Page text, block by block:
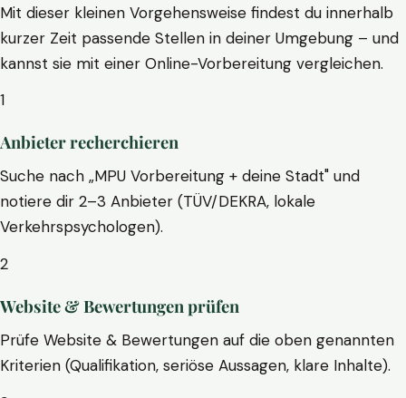
Mit dieser kleinen Vorgehensweise findest du innerhalb
kurzer Zeit passende Stellen in deiner Umgebung – und
kannst sie mit einer Online-Vorbereitung vergleichen.
1
Anbieter recherchieren
Suche nach „MPU Vorbereitung + deine Stadt" und
notiere dir 2–3 Anbieter (TÜV/DEKRA, lokale
Verkehrspsychologen).
2
Website & Bewertungen prüfen
Prüfe Website & Bewertungen auf die oben genannten
Kriterien (Qualifikation, seriöse Aussagen, klare Inhalte).